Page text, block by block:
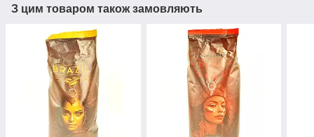
З цим товаром також замовляють